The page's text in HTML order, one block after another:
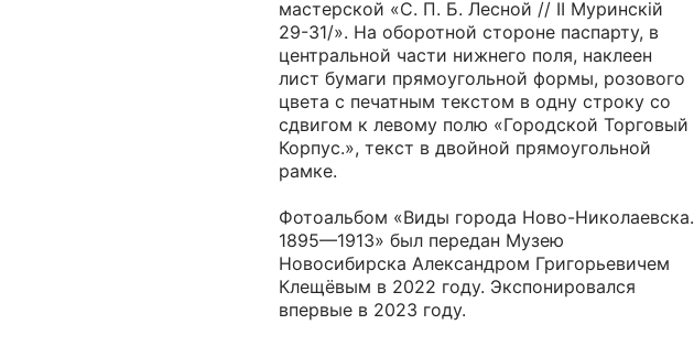
мастерской «С. П. Б. Лесной // II Муринскiй
29-31/». На оборотной стороне паспарту, в
центральной части нижнего поля, наклеен
лист бумаги прямоугольной формы, розового
цвета с печатным текстом в одну строку со
сдвигом к левому полю «Городской Торговый
Корпус.», текст в двойной прямоугольной
рамке.
Фотоальбом «Виды города Ново-Николаевска.
1895—1913» был передан Музею
Новосибирска Александром Григорьевичем
Клещёвым в 2022 году. Экспонировался
впервые в 2023 году.